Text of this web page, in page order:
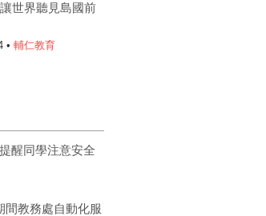
世界聽見島國前
• 輔仁教育
醒同學注意安全
間教務處自動化服